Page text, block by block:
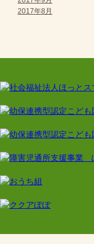
2017年8月